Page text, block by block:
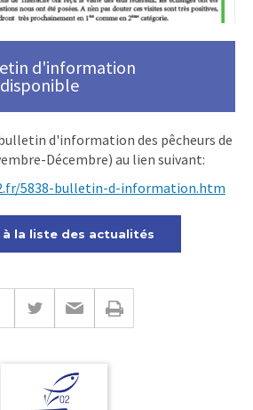
d'information
d'information des pêcheurs de
Décembre) au lien suivant:
5838-bulletin-d-information.htm
à la liste des actualités